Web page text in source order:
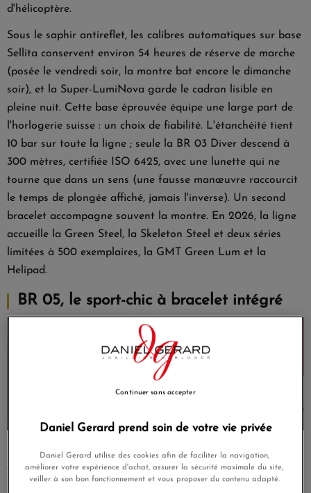
d'hélicoptère.
Sous le saphir antireflet, les calibres automatiques sur base
Sellita conservent environ 54 heures de réserve de marche
(posée le vendredi soir, la montre bat encore le dimanche
soir), et la Super-LumiNova garde le cadran lisible en
pleine nuit. Cette base éprouvée équipe une large part de
l'horlogerie suisse : un choix de fiabilité. L'étanchéité tient
10 bar sur toute la ligne ; seule la BR 03 Diver descend à
300 mètres, certifiée ISO 6425, avec une lunette qui ne
tourne que dans un sens (une fausse manœuvre raccourcit
le temps de plongée affiché, jamais l'inverse). Un second
bracelet accompagne souvent la montre. En 2026, la ligne
accueille la Green Steel, la Skeleton Steel et deux séries
limitées à 500 exemplaires, la GMT Green Lum et la
Helipad.
BR 05, le sport-chic à bracelet intégré
Lancée en 2019, laBR 05
adoucit les angles du carré et
fond le bracelet dans le boîtier : la montre épouse le
poignet au lieu de s'y poser. De 36 à 42 mm, étanche à 10
Daniel Gerard prend soin de votre vie privée
Daniel Gerard utilise des cookies afin de faciliter la navigation,
améliorer votre expérience d'achat, assurer la sécurité maximale du site,
veiller à son bon fonctionnement et vous proposer du contenu adapté.
Continuer sans accepter